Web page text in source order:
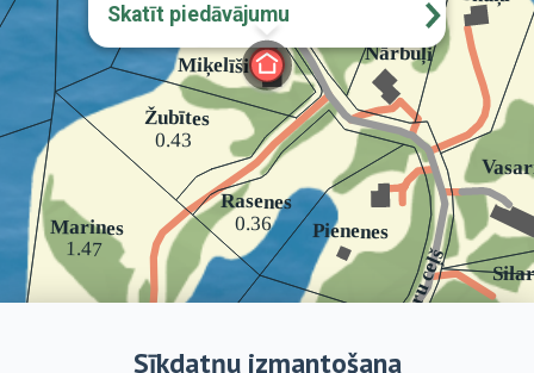
Skatīt piedāvājumu
Sīkdatņu izmantošana